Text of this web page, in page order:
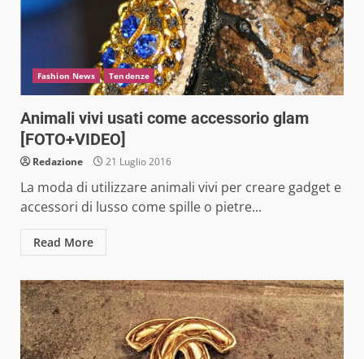
Fashion News Tendenze
Animali vivi usati come accessorio glam
[FOTO+VIDEO]
Redazione 21 Luglio 2016
La moda di utilizzare animali vivi per creare gadget e
accessori di lusso come spille o pietre...
Read More